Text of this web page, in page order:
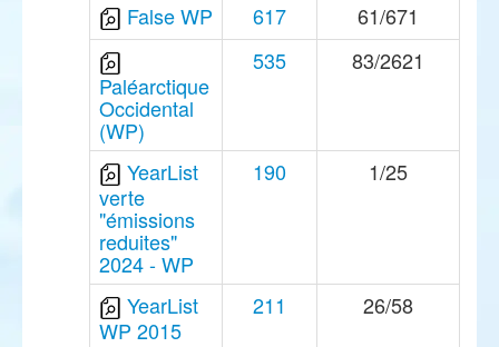
False WP
617 61/671
Paléarctique
Occidental
(WP)
535 83/2621
YearList
verte
"émissions
reduites"
2024 - WP
190 1/25
YearList
WP 2015
211 26/58